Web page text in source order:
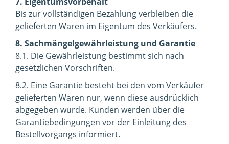
Bis zur vollständigen Bezahlung verbleiben die
gelieferten Waren im Eigentum des Verkäufers.
8. Sachmängelgewährleistung und Garantie
8.1. Die Gewährleistung bestimmt sich nach
gesetzlichen Vorschriften.
8.2. Eine Garantie besteht bei den vom Verkäufer
gelieferten Waren nur, wenn diese ausdrücklich
abgegeben wurde. Kunden werden über die
Garantiebedingungen vor der Einleitung des
Bestellvorgangs informiert.